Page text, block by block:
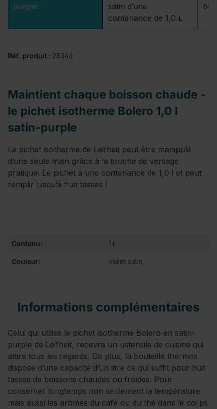
purple
satin d’une
contenance de 1,0 L
Réf. produit : 28344
Maintient chaque boisson chaude -
le pichet isotherme Bolero 1,0 l
satin-purple
Le pichet isotherme de Leifheit peut être manipulé
d’une seule main grâce à la touche de versage
pratique. Le pichet a une contenance de 1,0 l et peut
remplir jusqu’à huit tasses !
Contenu: 1 l
Couleur: violet satin
Informations complémentaires
Celui qui utilise le pichet isotherme Bolero en satin-
purple de Leifheit, recevra un ustensile de cuisine qui
attire tous les regards. De plus, la bouteille thermos
dispose d’une capacité d’un litre ce qui suffit pour huit
tasses de boissons chaudes ou froides. Pour
conserver longtemps non seulement la température
mais aussi les arômes du café ou du thé dans le corps